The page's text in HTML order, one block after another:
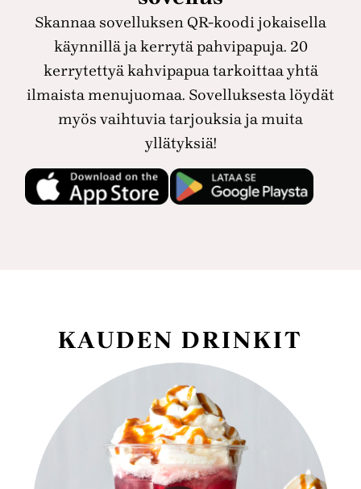
Skannaa sovelluksen QR-koodi jokaisella
käynnillä ja kerrytä pahvipapuja. 20
kerrytettyä kahvipapua tarkoittaa yhtä
ilmaista menujuomaa. Sovelluksesta löydät
myös vaihtuvia tarjouksia ja muita
yllätyksiä!
KAUDEN DRINKIT